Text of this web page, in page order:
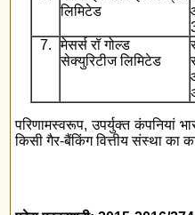
लिमिटेड
7.
मेसर्स रॉ गोल्ड
सेक्युरिटीज लिमिटेड
परिणामस्‍वरूप, उपर्युक्‍त कंपनियां
किसी गैर-बैंकिंग वित्तीय संस्‍था का